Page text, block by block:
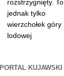
rozstrzygnięty. To
jednak tylko
wierzchołek góry
lodowej
PORTAL KUJAWSKI